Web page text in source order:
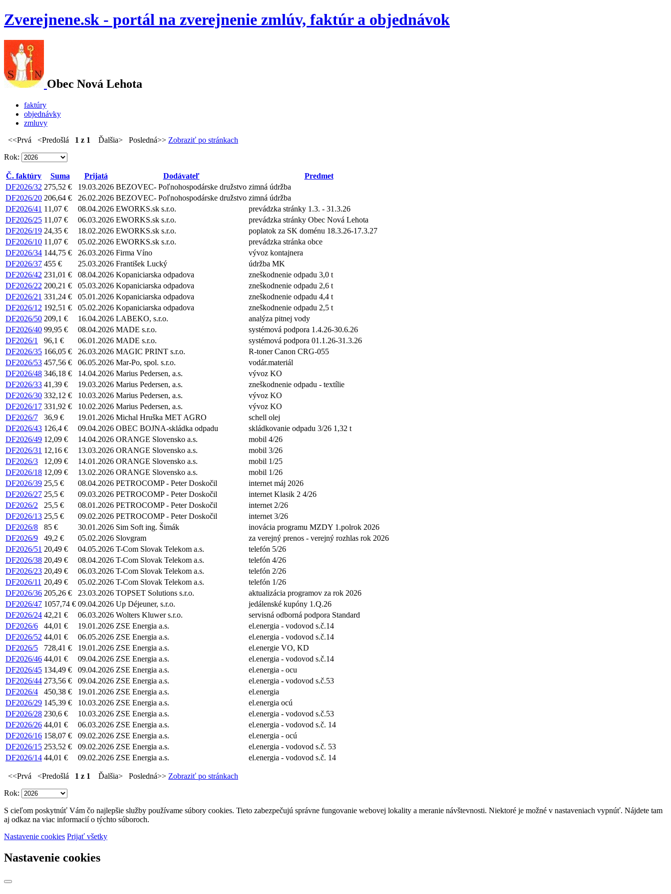
Zverejnene.sk - portál na zverejnenie zmlúv, faktúr a objednávok
Obec Nová Lehota
faktúry
objednávky
zmluvy
<<Prvá <Predošlá 1 z 1 Ďalšia> Posledná>> Zobraziť po stránkach
Rok:
Č. faktúry Suma Prijatá Dodávateľ
Predmet
DF2026/32 275,52 € 19.03.2026 BEZOVEC- Poľnohospodárske družstvo zimná údržba
DF2026/20 206,64 € 26.02.2026 BEZOVEC- Poľnohospodárske družstvo zimná údržba
DF2026/41 11,07 € 08.04.2026 EWORKS.sk s.r.o.
prevádzka stránky 1.3. - 31.3.26
DF2026/25 11,07 € 06.03.2026 EWORKS.sk s.r.o.
prevádzka stránky Obec Nová Lehota
DF2026/19 24,35 € 18.02.2026 EWORKS.sk s.r.o.
poplatok za SK doménu 18.3.26-17.3.27
DF2026/10 11,07 € 05.02.2026 EWORKS.sk s.r.o.
prevádzka stránka obce
DF2026/34 144,75 € 26.03.2026 Firma Víno
vývoz kontajnera
DF2026/37 455 € 25.03.2026 František Lucký
údržba MK
DF2026/42 231,01 € 08.04.2026 Kopaniciarska odpadova
zneškodnenie odpadu 3,0 t
DF2026/22 200,21 € 05.03.2026 Kopaniciarska odpadova
zneškodnenie odpadu 2,6 t
DF2026/21 331,24 € 05.01.2026 Kopaniciarska odpadova
zneškodnenie odpadu 4,4 t
DF2026/12 192,51 € 05.02.2026 Kopaniciarska odpadova
zneškodnenie odpadu 2,5 t
DF2026/50 209,1 € 16.04.2026 LABEKO, s.r.o.
analýza pitnej vody
DF2026/40 99,95 € 08.04.2026 MADE s.r.o.
systémová podpora 1.4.26-30.6.26
DF2026/1
96,1 € 06.01.2026 MADE s.r.o.
systémová podpora 01.1.26-31.3.26
DF2026/35 166,05 € 26.03.2026 MAGIC PRINT s.r.o.
R-toner Canon CRG-055
DF2026/53 457,56 € 06.05.2026 Mar-Po, spol. s.r.o.
vodár.materiál
DF2026/48 346,18 € 14.04.2026 Marius Pedersen, a.s.
vývoz KO
DF2026/33 41,39 € 19.03.2026 Marius Pedersen, a.s.
zneškodnenie odpadu - textílie
DF2026/30 332,12 € 10.03.2026 Marius Pedersen, a.s.
vývoz KO
DF2026/17 331,92 € 10.02.2026 Marius Pedersen, a.s.
vývoz KO
DF2026/7
36,9 € 19.01.2026 Michal Hruška MET AGRO
schell olej
DF2026/43 126,4 € 09.04.2026 OBEC BOJNA-skládka odpadu
skládkovanie odpadu 3/26 1,32 t
DF2026/49 12,09 € 14.04.2026 ORANGE Slovensko a.s.
mobil 4/26
DF2026/31 12,16 € 13.03.2026 ORANGE Slovensko a.s.
mobil 3/26
DF2026/3
12,09 € 14.01.2026 ORANGE Slovensko a.s.
mobil 1/25
DF2026/18 12,09 € 13.02.2026 ORANGE Slovensko a.s.
mobil 1/26
DF2026/39 25,5 € 08.04.2026 PETROCOMP - Peter Doskočil
internet máj 2026
DF2026/27 25,5 € 09.03.2026 PETROCOMP - Peter Doskočil
internet Klasik 2 4/26
DF2026/2
25,5 € 08.01.2026 PETROCOMP - Peter Doskočil
internet 2/26
DF2026/13 25,5 € 09.02.2026 PETROCOMP - Peter Doskočil
internet 3/26
DF2026/8
85 € 30.01.2026 Sim Soft ing. Šimák
inovácia programu MZDY 1.polrok 2026
DF2026/9
49,2 € 05.02.2026 Slovgram
za verejný prenos - verejný rozhlas rok 2026
DF2026/51 20,49 € 04.05.2026 T-Com Slovak Telekom a.s.
telefón 5/26
DF2026/38 20,49 € 08.04.2026 T-Com Slovak Telekom a.s.
telefón 4/26
DF2026/23 20,49 € 06.03.2026 T-Com Slovak Telekom a.s.
telefón 2/26
DF2026/11 20,49 € 05.02.2026 T-Com Slovak Telekom a.s.
telefón 1/26
DF2026/36 205,26 € 23.03.2026 TOPSET Solutions s.r.o.
aktualizácia programov za rok 2026
DF2026/47 1057,74 € 09.04.2026 Up Déjeuner, s.r.o.
jedálenské kupóny 1.Q.26
DF2026/24 42,21 € 06.03.2026 Wolters Kluwer s.r.o.
servisná odborná podpora Standard
DF2026/6
44,01 € 19.01.2026 ZSE Energia a.s.
el.energia - vodovod s.č.14
DF2026/52 44,01 € 06.05.2026 ZSE Energia a.s.
el.energia - vodovod s.č.14
DF2026/5
728,41 € 19.01.2026 ZSE Energia a.s.
el.energie VO, KD
DF2026/46 44,01 € 09.04.2026 ZSE Energia a.s.
el.energia - vodovod s.č.14
DF2026/45 134,49 € 09.04.2026 ZSE Energia a.s.
el.energia - ocu
DF2026/44 273,56 € 09.04.2026 ZSE Energia a.s.
el.energia - vodovod s.č.53
DF2026/4
450,38 € 19.01.2026 ZSE Energia a.s.
el.energia
DF2026/29 145,39 € 10.03.2026 ZSE Energia a.s.
el.energia ocú
DF2026/28 230,6 € 10.03.2026 ZSE Energia a.s.
el.energia - vodovod s.č.53
DF2026/26 44,01 € 06.03.2026 ZSE Energia a.s.
el.energia - vodovod s.č. 14
DF2026/16 158,07 € 09.02.2026 ZSE Energia a.s.
el.energia - ocú
DF2026/15 253,52 € 09.02.2026 ZSE Energia a.s.
el.energia - vodovod s.č. 53
DF2026/14 44,01 € 09.02.2026 ZSE Energia a.s. el.energia - vodovod s.č. 14
<<Prvá <Predošlá 1 z 1 Ďalšia> Posledná>> Zobraziť po stránkach
Rok:
S cieľom poskytnúť Vám čo najlepšie služby používame súbory cookies. Tieto zabezpečujú správne fungovanie webovej lokality a meranie návštevnosti. Niektoré je možné v nastaveniach vypnúť. Nájdete tam
aj odkaz na viac informacií o týchto súboroch.
Nastavenie cookies Prijať všetky
Nastavenie cookies